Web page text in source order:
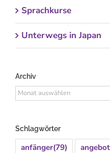
Sprachkurse
Unterwegs in Japan
Archiv
Archiv
Schlagwörter
anfänger(79) angebot